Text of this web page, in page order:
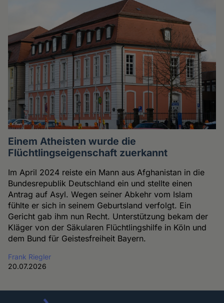
Einem Atheisten wurde die
Flüchtlingseigenschaft zuerkannt
Im April 2024 reiste ein Mann aus Afghanistan in die
Bundesrepublik Deutschland ein und stellte einen
Antrag auf Asyl. Wegen seiner Abkehr vom Islam
fühlte er sich in seinem Geburtsland verfolgt. Ein
Gericht gab ihm nun Recht. Unterstützung bekam der
Kläger von der Säkularen Flüchtlingshilfe in Köln und
dem Bund für Geistesfreiheit Bayern.
Frank Riegler
20.07.2026